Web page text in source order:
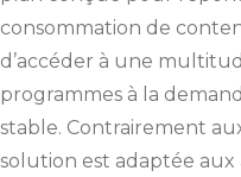
consommation de
d’accéder à une
programmes à la
stable. Contrairement
solution est adaptée